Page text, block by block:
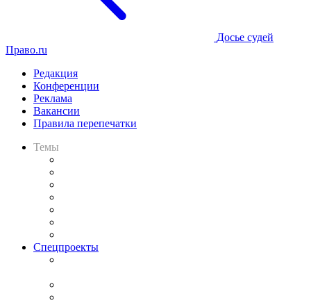
Досье судей
Право.ru
Редакция
Конференции
Реклама
Вакансии
Правила перепечатки
Темы
Спецпроекты